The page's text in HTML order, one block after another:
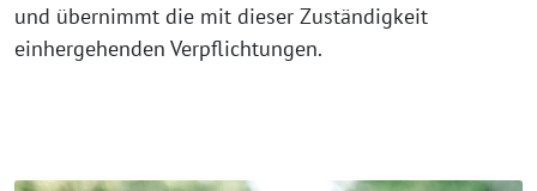
und übernimmt die mit dieser Zuständigkeit
einhergehenden Verpflichtungen.